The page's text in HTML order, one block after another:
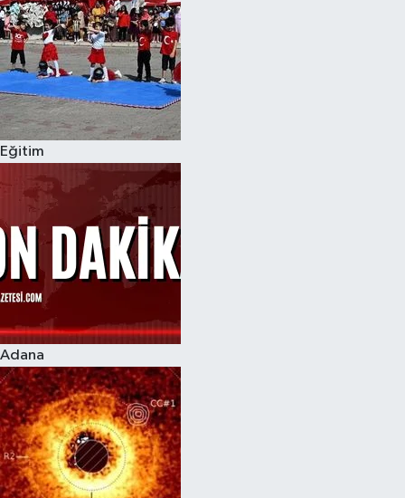
Eğitim
Adana